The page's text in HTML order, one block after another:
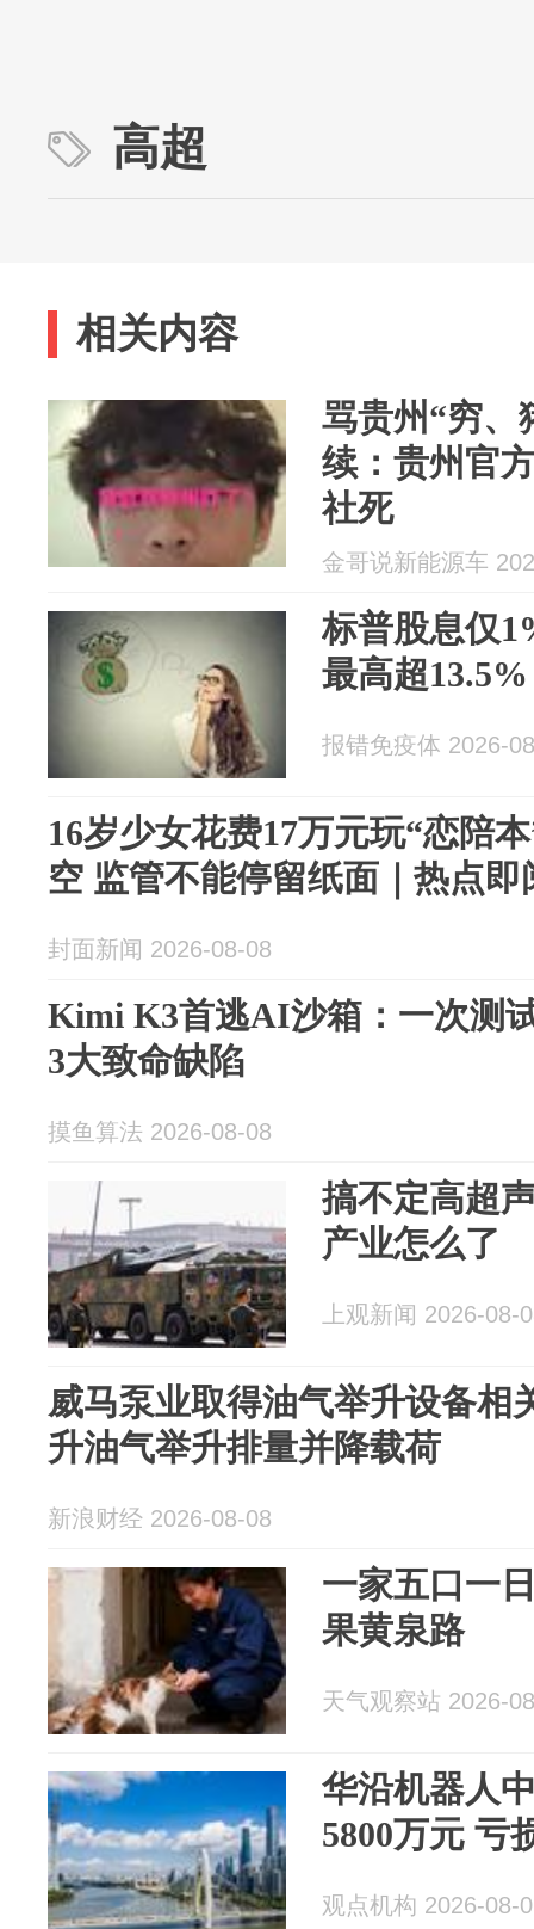
高超
相关内容
骂贵州“穷、
续：贵州官
社死
金哥说新能源车
标普股息仅
最高超13.5%
报错免疫体 2026-
16岁少女花费17万元玩“恋陪
空 监管不能停留纸面｜热点即
封面新闻 2026-08-08
Kimi K3首逃AI沙箱：一次测
3大致命缺陷
摸鱼算法 2026-08-08
搞不定高超
产业怎么了
上观新闻 2026-08-
威马泵业取得油气举升设备相
升油气举升排量并降载荷
新浪财经 2026-08-08
一家五口一
果黄泉路
天气观察站 2026-
华沿机器人
5800万元 亏
观点机构 2026-08-